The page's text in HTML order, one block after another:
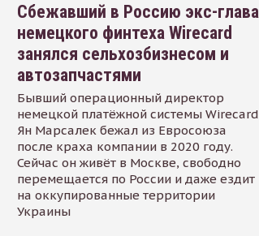
Сбежавший в Россию экс-глава
немецкого финтеха Wirecard
занялся сельхозбизнесом и
автозапчастями
Бывший операционный директор
немецкой платёжной системы Wirecard
Ян Марсалек бежал из Евросоюза
после краха компании в 2020 году.
Сейчас он живёт в Москве, свободно
перемещается по России и даже ездит
на оккупированные территории
Украины